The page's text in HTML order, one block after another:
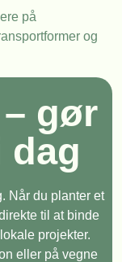
på
og
gør
dag
Når du planter et
til at binde
projekter.
eller på vegne